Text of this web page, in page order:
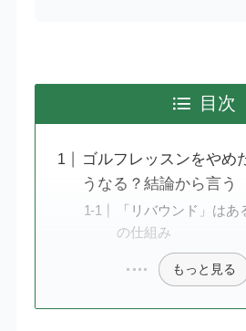
目次
ゴルフレッスンをやめ
うなる？結論から言う
「リバウンド」は
の仕組み
もっと見る